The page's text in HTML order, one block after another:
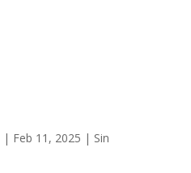
| Feb 11, 2025 | Sin